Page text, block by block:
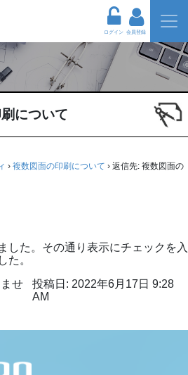
ログイン 会員登録
について
› 複数図面の印刷について › 返信先: 複数図面の
した。その通り表示にチェックを入
た。
せ
投稿日: 2022年6月17日 9:28
AM